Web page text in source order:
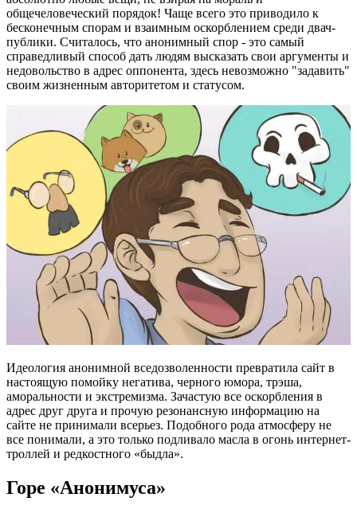
общечеловеческий порядок! Чаще всего это приводило к
бесконечным спорам и взаимным оскорблением среди двач-
публики. Считалось, что анонимный спор - это самый
справедливый способ дать людям высказать свои аргументы и
недовольство в адрес оппонента, здесь невозможно "задавить"
своим жизненным авторитетом и статусом.
Идеология анонимной вседозволенности превратила сайт в
настоящую помойку негатива, черного юмора, трэша,
аморальности и экстремизма. Зачастую все оскорбления в
адрес друг друга и прочую резонансную информацию на
сайте не принимали всерьез. Подобного рода атмосферу не
все понимали, а это только подливало масла в огонь интернет-
троллей и редкостного «быдла».
Горе «Анонимуса»